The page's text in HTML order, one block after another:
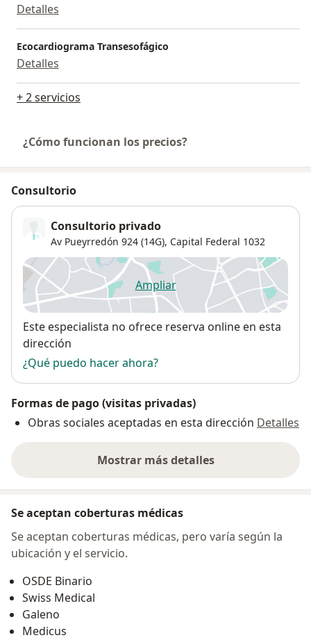
Detalles
Ecocardiograma Transesofágico
Detalles
+ 2 servicios
¿Cómo funcionan los precios?
Consultorio
Consultorio privado
Av Pueyrredón 924 (14G), Capital Federal 1032
Ampliarse abre en una nueva
Disponibilidad
Este especialista no ofrece reserva online en esta
dirección
¿Qué puedo hacer ahora?
Formas de pago (visitas privadas)
Obras sociales aceptadas en esta dirección Detalles
Mostrar más detalles
sobre la dirección
Se aceptan coberturas médicas
Se aceptan coberturas médicas, pero varía según la
ubicación y el servicio.
OSDE Binario
Swiss Medical
Galeno
Medicus